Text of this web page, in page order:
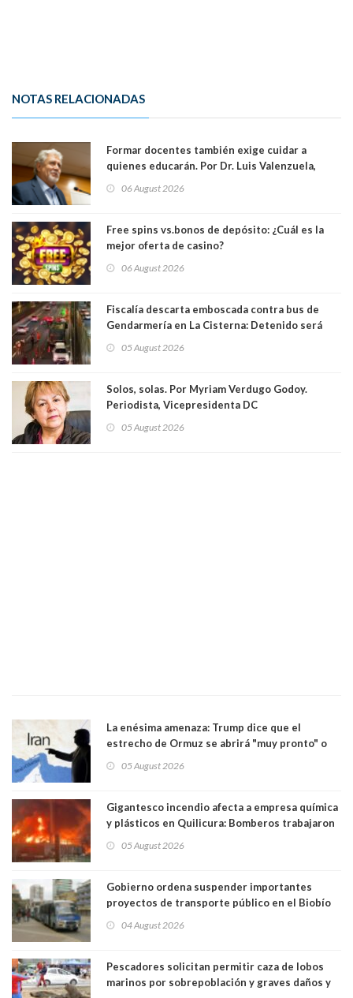
NOTAS RELACIONADAS
Formar docentes también exige cuidar a
quienes educarán. Por Dr. Luis Valenzuela,
Académicos U. Católica Silva Henríquez
06 August 2026
Free spins vs.bonos de depósito: ¿Cuál es la
mejor oferta de casino?
06 August 2026
Fiscalía descarta emboscada contra bus de
Gendarmería en La Cisterna: Detenido será
05 August 2026
Solos, solas. Por Myriam Verdugo Godoy.
Periodista, Vicepresidenta DC
05 August 2026
La enésima amenaza: Trump dice que el
estrecho de Ormuz se abrirá "muy pronto" o
05 August 2026
Gigantesco incendio afecta a empresa química
y plásticos en Quilicura: Bomberos trabajaron
05 August 2026
Gobierno ordena suspender importantes
proyectos de transporte público en el Biobío
04 August 2026
Pescadores solicitan permitir caza de lobos
marinos por sobrepoblación y graves daños y